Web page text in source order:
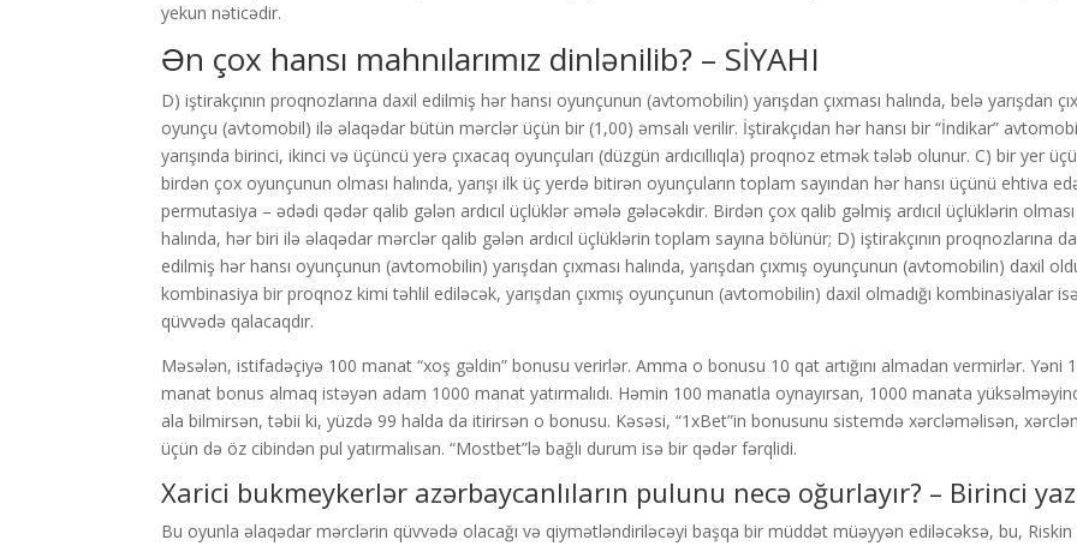
yekun nəticədir.
Ən çox hansı mahnılarımız dinlənilib? – SİYAHI
D) iştirakçının proqnozlarına daxil edilmiş hər hansı oyunçunun (avtomobilin) yarışdan çıxması halında, belə yarışdan
oyunçu (avtomobil) ilə əlaqədar bütün mərclər üçün bir (1,00) əmsalı verilir. İştirakçıdan hər hansı bir “İndikar”
yarışında birinci, ikinci və üçüncü yerə çıxacaq oyunçuları (düzgün ardıcıllıqla) proqnoz etmək tələb olunur. C) bir yer
birdən çox oyunçunun olması halında, yarışı ilk üç yerdə bitirən oyunçuların toplam sayından hər hansı üçünü ehtiva
permutasiya – ədədi qədər qalib gələn ardıcıl üçlüklər əmələ gələcəkdir. Birdən çox qalib gəlmiş ardıcıl üçlüklərin olması
halında, hər biri ilə əlaqədar mərclər qalib gələn ardıcıl üçlüklərin toplam sayına bölünür; D) iştirakçının proqnozlarına
edilmiş hər hansı oyunçunun (avtomobilin) yarışdan çıxması halında, yarışdan çıxmış oyunçunun (avtomobilin) daxil
kombinasiya bir proqnoz kimi təhlil ediləcək, yarışdan çıxmış oyunçunun (avtomobilin) daxil olmadığı kombinasiyalar isə
qüvvədə qalacaqdır.
Məsələn, istifadəçiyə 100 manat “xoş gəldin” bonusu verirlər. Amma o bonusu 10 qat artığını almadan vermirlər. Yəni
manat bonus almaq istəyən adam 1000 manat yatırmalıdı. Həmin 100 manatla oynayırsan, 1000 manata
ala bilmirsən, təbii ki, yüzdə 99 halda da itirirsən o bonusu. Kəsəsi, “1xBet”in bonusunu sistemdə xərcləməlisən,
üçün də öz cibindən pul yatırmalısan. “Mostbet”lə bağlı durum isə bir qədər fərqlidi.
Xarici bukmeykerlər azərbaycanlıların pulunu necə oğurlayır? – Birinci
Bu oyunla əlaqədar mərclərin qüvvədə olacağı və qiymətləndiriləcəyi başqa bir müddət müəyyən ediləcəksə, bu, Riskin